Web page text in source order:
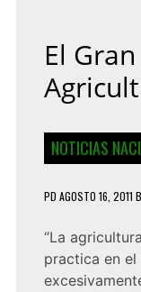
El
NOTICIAS
PD AGOSTO 16, 2011
“La
practica en